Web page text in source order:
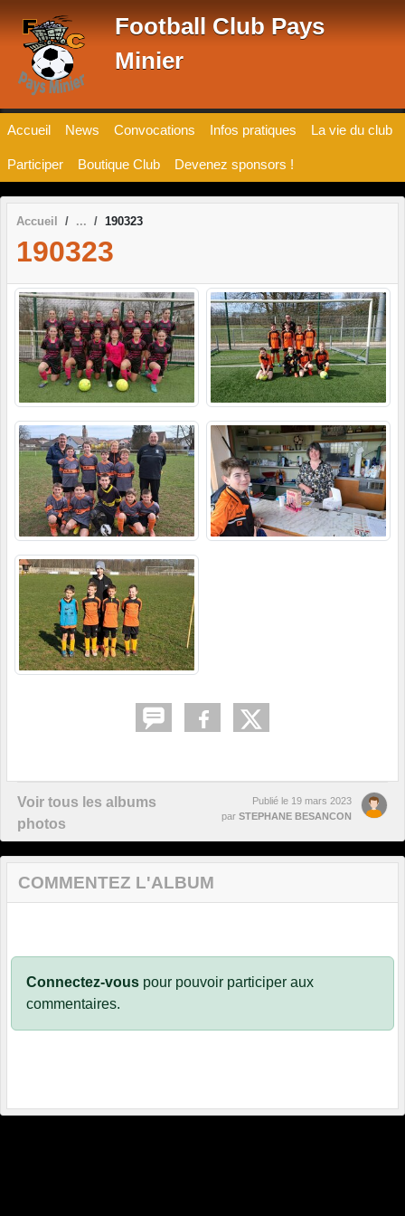
Football Club Pays
Minier
Accueil News Convocations Infos pratiques La vie du club
Participer Boutique Club Devenez sponsors !
Accueil 190323
190323
Voir tous les albums
photos
Publié le 19 mars 2023
par STEPHANE BESANCON
COMMENTEZ L'ALBUM
Connectez-vous pour pouvoir participer aux
commentaires.